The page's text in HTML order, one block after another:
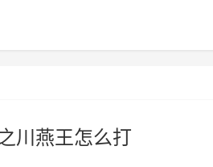
川燕王怎么打